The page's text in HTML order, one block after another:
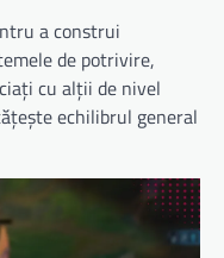
a construi
de potrivire,
cu alții de nivel
echilibrul general